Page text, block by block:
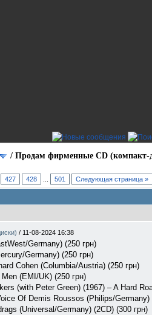
/ Продам фирменные CD (компакт-
427 428 501 Следующая страница »
/ 11-08-2024 16:38
Germany) (250 грн)
Germany) (250 грн)
Cohen (Columbia/Austria) (250 грн)
(EMI/UK) (250 грн)
(with Peter Green) (1967) – A Hard
Of Demis Roussos (Philips/Germany)
(Universal/Germany) (2CD) (300 грн)